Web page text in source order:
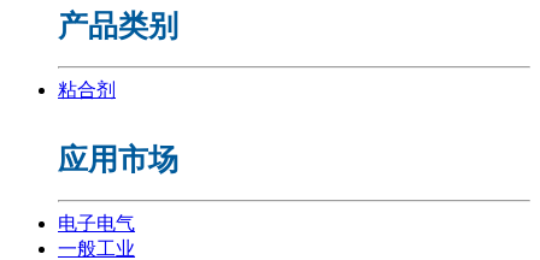
产品类别
粘合剂
应用市场
电子电气
一般工业